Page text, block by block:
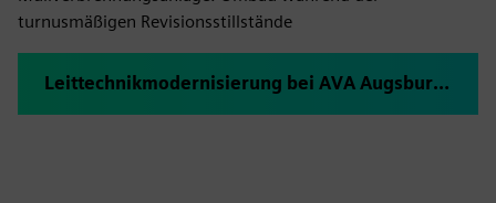
turnusmäßigen Revisionsstillstände
Leittechnikmodernisierung bei AVA Augsburg – in Rekordzeit erfolgreich umgesetzt